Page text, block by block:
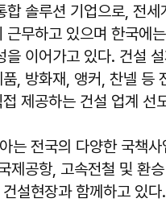
합 솔루션 기업으로, 전
근무하고 있으며 한국에
을 이어가고 있다. 건설
, 방화재, 앵커, 찬넬 등
제공하는 건설 업계 선
는 전국의 다양한 국책
제공항, 고속전철 및 환
설현장과 함께하고 있다.